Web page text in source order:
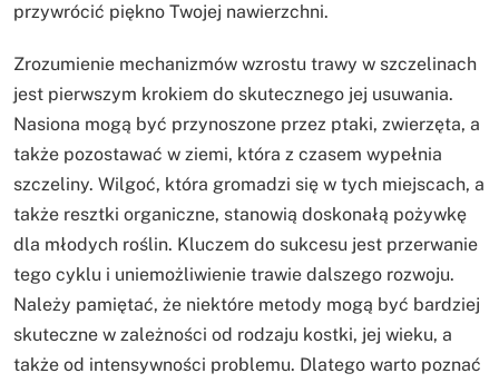
przywrócić piękno Twojej nawierzchni.
Zrozumienie mechanizmów wzrostu trawy w szczelinach
jest pierwszym krokiem do skutecznego jej usuwania.
Nasiona mogą być przynoszone przez ptaki, zwierzęta, a
także pozostawać w ziemi, która z czasem wypełnia
szczeliny. Wilgoć, która gromadzi się w tych miejscach, a
także resztki organiczne, stanowią doskonałą pożywkę
dla młodych roślin. Kluczem do sukcesu jest przerwanie
tego cyklu i uniemożliwienie trawie dalszego rozwoju.
Należy pamiętać, że niektóre metody mogą być bardziej
skuteczne w zależności od rodzaju kostki, jej wieku, a
także od intensywności problemu. Dlatego warto poznać